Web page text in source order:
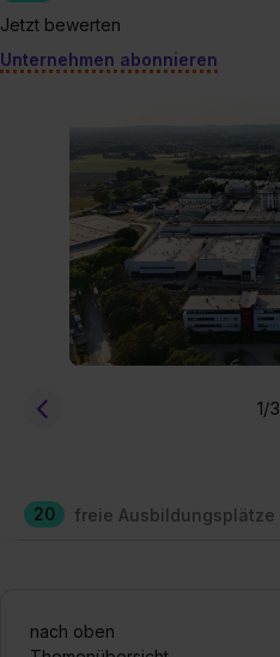
Jetzt bewerten
Unternehmen abonnieren
1/3
20 freie Ausbildungsplätze
nach oben